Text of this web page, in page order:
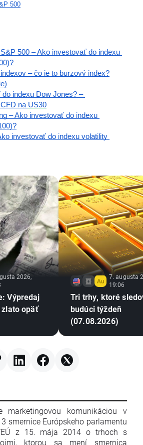
500
500 – Ako investovať do indexu
– čo je to burzový index?
indexu Dow Jones? –
na US30
– Ako investovať do indexu
investovať do indexu volatility
2026,
Výpredaj
zlato opäť
7. augusta
19:06
Tri trhy, ktoré
budúci týždeň
(07.08.2026)
marketingovou komunikáciou v
smernice Európskeho parlamentu
z 15. mája 2014 o trhoch s
ktorou sa mení smernica